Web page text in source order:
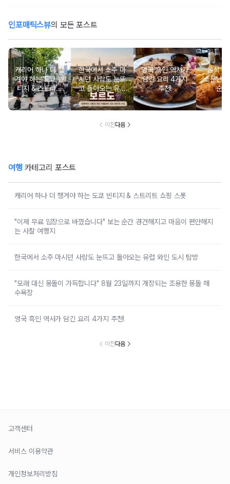
인포매틱스뷰의 모든 포스트
캐리어 하나 더 챙
겨야 하는 도쿄 빈
티지 & 스트리트
쇼핑 스폿
한국에서 소주 마
시던 사람도 눈뜨
고 돌아오는 유럽
와인 도시 탐방
영국 흑인 역사가
담긴 요리 4가지
추천!
음식 맛
‘소문난’
순
이전다음
여행 카테고리 포스트
캐리어 하나 더 챙겨야 하는 도쿄 빈티지 & 스트리트 쇼핑 스폿
"이제 무료 입장으로 바꼈습니다" 보는 순간 경건해지고 마음이 편안해지
는 사찰 여행지
한국에서 소주 마시던 사람도 눈뜨고 돌아오는 유럽 와인 도시 탐방
"모래 대신 몽돌이 가득합니다" 8월 23일까지 개장되는 조용한 몽돌 해
수욕장
영국 흑인 역사가 담긴 요리 4가지 추천!
이전다음
고객센터
서비스 이용약관
개인정보처리방침